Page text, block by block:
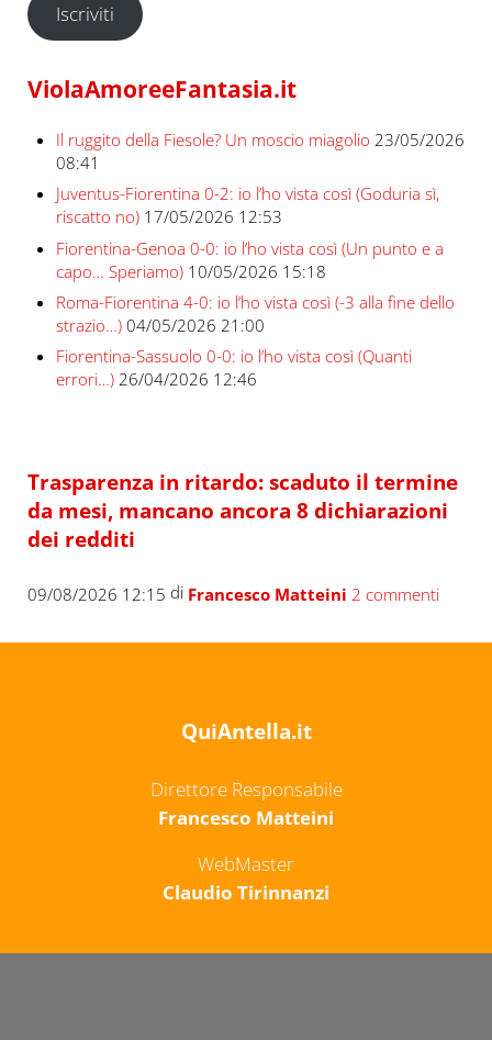
Iscriviti
ViolaAmoreeFantasia.it
Il ruggito della Fiesole? Un moscio miagolio 23/05/2026
08:41
Juventus-Fiorentina 0-2: io l’ho vista così (Goduria sì,
riscatto no) 17/05/2026 12:53
Fiorentina-Genoa 0-0: io l’ho vista così (Un punto e a
capo… Speriamo) 10/05/2026 15:18
Roma-Fiorentina 4-0: io l’ho vista così (-3 alla fine dello
strazio…) 04/05/2026 21:00
Fiorentina-Sassuolo 0-0: io l’ho vista così (Quanti
errori…) 26/04/2026 12:46
Trasparenza in ritardo: scaduto il termine
da mesi, mancano ancora 8 dichiarazioni
dei redditi
09/08/2026 12:15 di Francesco Matteini 2 commenti
QuiAntella.it
Direttore Responsabile
Francesco Matteini
WebMaster
Claudio Tirinnanzi